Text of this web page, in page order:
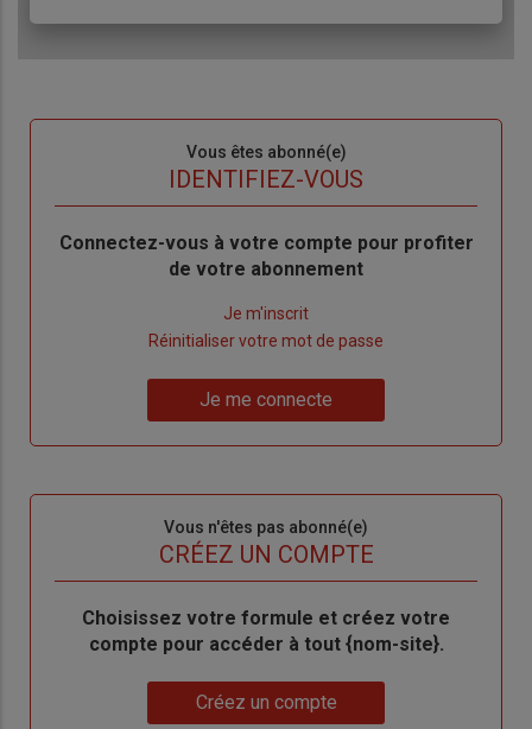
Vous êtes abonné(e)
IDENTIFIEZ-VOUS
Body
Connectez-vous à votre compte pour profiter
de votre abonnement
Je m'inscrit
de
Réinitialiser votre mot de passe
me
Je me connecte
Vous n'êtes pas abonné(e)
CRÉEZ UN COMPTE
BodyChoisissez votre formule et créez votre
compte pour accéder à tout {nom-site}.
Créez un compte